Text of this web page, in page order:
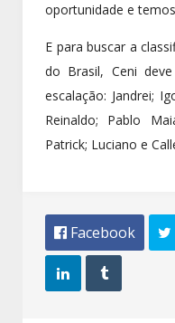
oportunidade e
E para buscar a
do Brasil, Ceni
escalação: Jandrei;
Reinaldo; Pablo
Patrick; Luciano e
 Facebook 
 